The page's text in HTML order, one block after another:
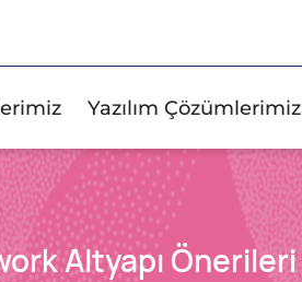
Yazılım Çözümlerimiz
Altyapı Önerileri